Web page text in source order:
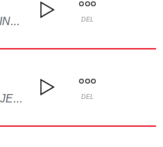
POWER METAL INSTRUMENTAL(DEMO) DEL
WALK WITH ME JESUS(AI) DEL